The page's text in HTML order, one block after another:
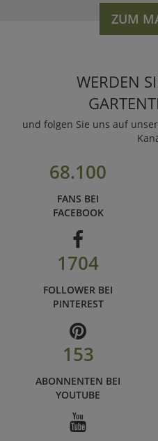
ZUM
WERDEN
und folgen Sie uns auf
68.100
FANS BEI
FACEBOOK
1704
FOLLOWER BEI
PINTEREST
153
ABONNENTEN BEI
YOUTUBE